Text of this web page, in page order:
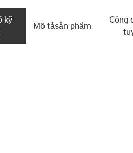
kỹ
Mô tả­sản phẩm
Công